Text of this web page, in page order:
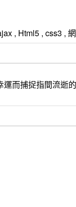
, Html5 , css3 ,
運而捕捉指間流逝